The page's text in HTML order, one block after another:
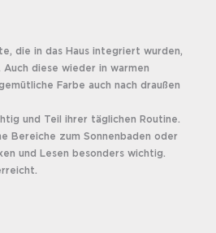
die in das Haus integriert wurden,
diese wieder in warmen
Farbe auch nach draußen
und Teil ihrer täglichen Routine.
Bereiche zum Sonnenbaden oder
und Lesen besonders wichtig.